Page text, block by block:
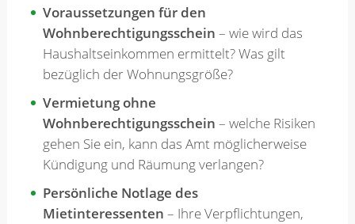
Voraussetzungen für den
Wohnberechtigungsschein – wie wird das
Haushaltseinkommen ermittelt? Was gilt
bezüglich der Wohnungsgröße?
Vermietung ohne
Wohnberechtigungsschein – welche Risiken
gehen Sie ein, kann das Amt möglicherweise
Kündigung und Räumung verlangen?
Persönliche Notlage des
Mietinteressenten – Ihre Verpflichtungen,